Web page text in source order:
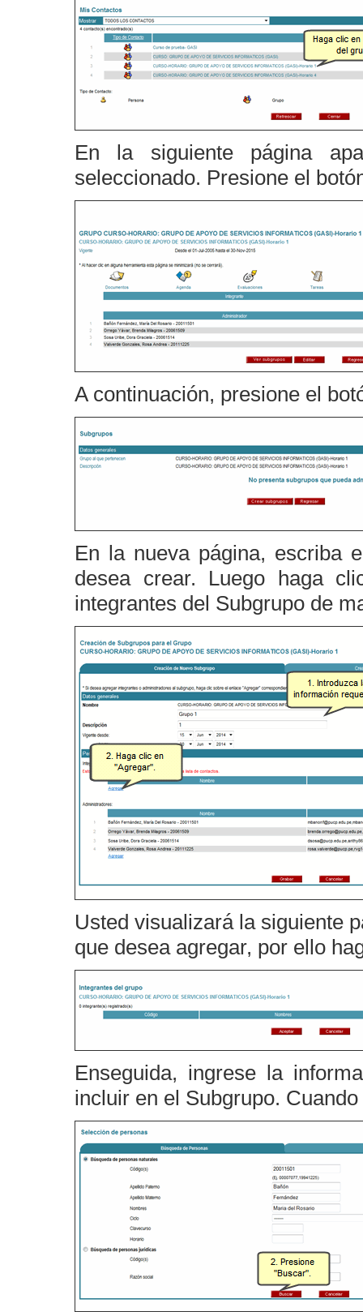
En la siguiente página
seleccionado. Presione el
A continuación, presione el
En la nueva página, escriba
desea crear. Luego haga
integrantes del Subgrupo de
Usted visualizará la siguiente
que desea agregar, por ello
Enseguida, ingrese la
incluir en el Subgrupo.